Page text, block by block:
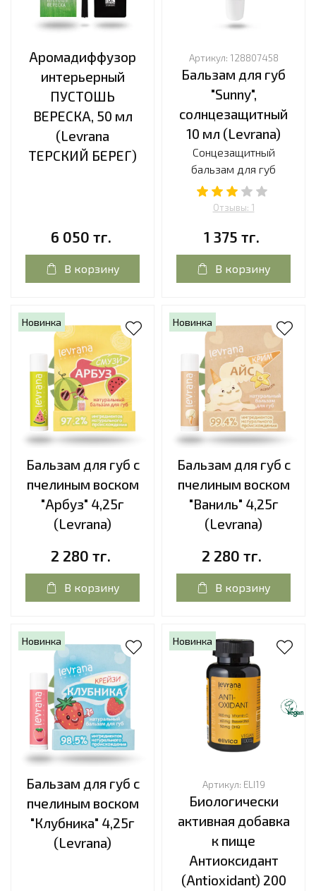
Аромадиффузор
интерьерный
ПУСТОШЬ
ВЕРЕСКА, 50 мл
(Levrana
ТЕРСКИЙ БЕРЕГ)
6 050 тг.
В корзину
Артикул: 128807458
Бальзам для губ
"Sunny",
солнцезащитный
10 мл (Levrana)
Сонцезащитный
бальзам для губ
Отзывы: 1
1 375 тг.
В корзину
Новинка
Бальзам для губ с
пчелиным воском
"Арбуз" 4,25г
(Levrana)
2 280 тг.
В корзину
Новинка
Бальзам для губ с
пчелиным воском
"Ваниль" 4,25г
(Levrana)
2 280 тг.
В корзину
Новинка
Бальзам для губ с
пчелиным воском
"Клубника" 4,25г
(Levrana)
Новинка
Артикул: ELI19
Биологически
активная добавка
к пище
Антиоксидант
(Antioxidant) 200